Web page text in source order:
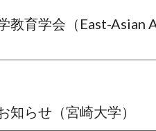
教育学会（East-
知らせ（宮崎大学）